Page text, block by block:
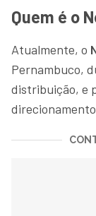
Quem é o
Atualmente, o
Pernambuco,
distribuição, e